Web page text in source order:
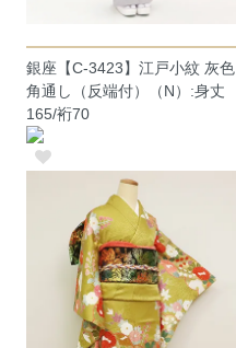
銀座【C-3423】江戸小紋 灰色
角通し（反端付）（N）:身丈
165/裄70